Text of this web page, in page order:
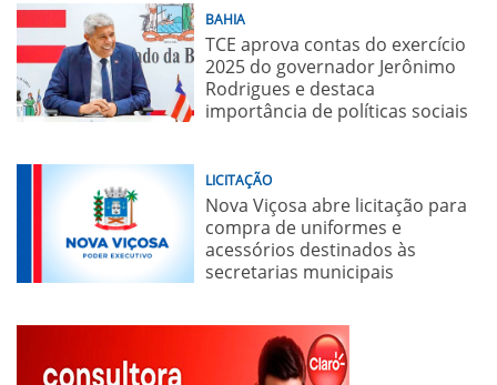
BAHIA
TCE aprova contas do exercício
2025 do governador Jerônimo
Rodrigues e destaca
importância de políticas sociais
LICITAÇÃO
Nova Viçosa abre licitação para
compra de uniformes e
acessórios destinados às
secretarias municipais